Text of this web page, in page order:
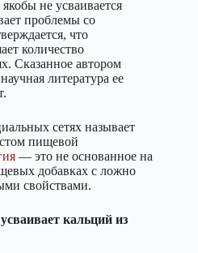
не усваивается
проблемы со
что
количество
Сказанное автором
литература ее
сетях называет
пищевой
— это не основанное на
добавках с ложно
свойствами.
кальций из